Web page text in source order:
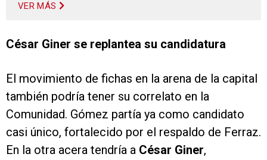
VER MÁS
César Giner se replantea su candidatura
El movimiento de fichas en la arena de la capital
también podría tener su correlato en la
Comunidad. Gómez partía ya como candidato
casi único, fortalecido por el respaldo de Ferraz.
En la otra acera tendría a César Giner,